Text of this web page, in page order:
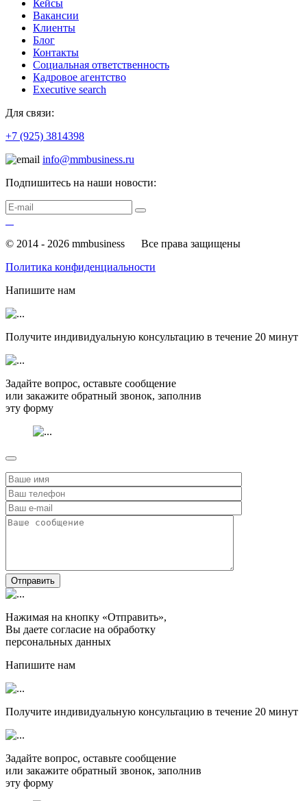
Кейсы
Вакансии
Клиенты
Блог
Контакты
Социальная ответственность
Кадровое агентство
Еxecutive search
Для связи:
+7 (925) 3814398
info@mmbusiness.ru
Подпишитесь на наши новости:
© 2014 - 2026 mmbusiness Все права защищены
Политика конфиденциальности
Напишите нам
Получите индивидуальную консультацию в течение 20 минут
Задайте вопрос, оставьте сообщение
или закажите обратный звонок, заполнив
эту форму
Отправить
Нажимая на кнопку «Отправить»,
Вы даете согласие на обработку
персональных данных
Напишите нам
Получите индивидуальную консультацию в течение 20 минут
Задайте вопрос, оставьте сообщение
или закажите обратный звонок, заполнив
эту форму